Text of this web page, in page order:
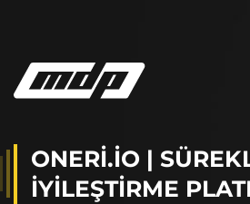
ONERI.IO |
İYILEŞTIRME